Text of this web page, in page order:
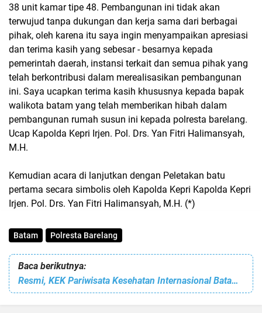
38 unit kamar tipe 48. Pembangunan ini tidak akan
terwujud tanpa dukungan dan kerja sama dari berbagai
pihak, oleh karena itu saya ingin menyampaikan apresiasi
dan terima kasih yang sebesar - besarnya kepada
pemerintah daerah, instansi terkait dan semua pihak yang
telah berkontribusi dalam merealisasikan pembangunan
ini. Saya ucapkan terima kasih khususnya kepada bapak
walikota batam yang telah memberikan hibah dalam
pembangunan rumah susun ini kepada polresta barelang.
Ucap Kapolda Kepri Irjen. Pol. Drs. Yan Fitri Halimansyah,
M.H.
Kemudian acara di lanjutkan dengan Peletakan batu
pertama secara simbolis oleh Kapolda Kepri Kapolda Kepri
Irjen. Pol. Drs. Yan Fitri Halimansyah, M.H. (*)
Batam Polresta Barelang
Baca berikutnya:
Resmi, KEK Pariwisata Kesehatan Internasional Batam Disetujui Menko Perekonomian